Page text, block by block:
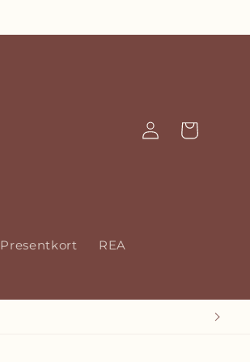
Presentkort REA
Logga
Varukorg